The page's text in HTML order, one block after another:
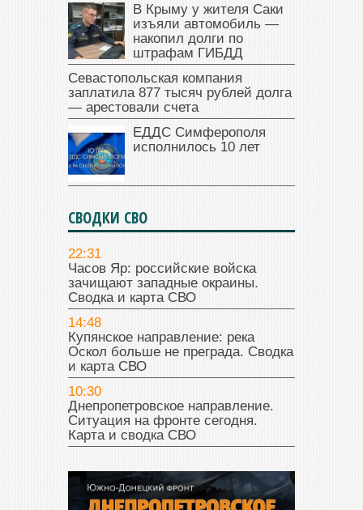
В Крыму у жителя Саки
изъяли автомобиль —
накопил долги по
штрафам ГИБДД
Севастопольская компания
заплатила 877 тысяч рублей долга
— арестовали счета
ЕДДС Симферополя
исполнилось 10 лет
СВОДКИ СВО
22:31
Часов Яр: российские войска
зачищают западные окраины.
Сводка и карта СВО
14:48
Купянское направление: река
Оскол больше не преграда. Сводка
и карта СВО
10:30
Днепропетровское направление.
Ситуация на фронте сегодня.
Карта и сводка СВО